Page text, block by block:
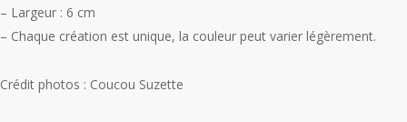
– Largeur : 6 cm
– Chaque création est unique, la couleur peut varier légèrement.
Crédit photos : Coucou Suzette